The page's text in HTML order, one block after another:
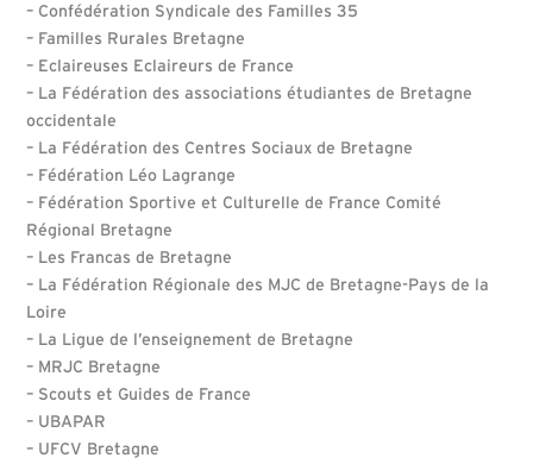
– Confédération Syndicale des Familles 35
– Familles Rurales Bretagne
– Eclaireuses Eclaireurs de France
– La Fédération des associations étudiantes de Bretagne
occidentale
– La Fédération des Centres Sociaux de Bretagne
– Fédération Léo Lagrange
– Fédération Sportive et Culturelle de France Comité
Régional Bretagne
– Les Francas de Bretagne
– La Fédération Régionale des MJC de Bretagne-Pays de la
Loire
– La Ligue de l’enseignement de Bretagne
– MRJC Bretagne
– Scouts et Guides de France
– UBAPAR
– UFCV Bretagne